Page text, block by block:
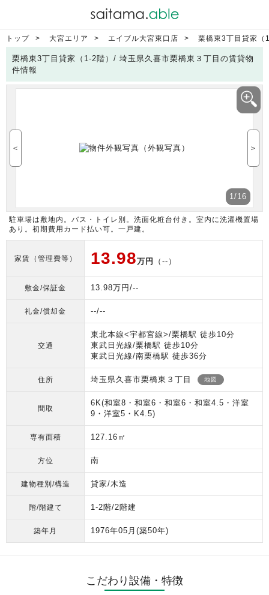
トップ 大宮エリア エイブル大宮東口店 栗橋東3丁目貸家（
栗橋東3丁目貸家（1-2階）/ 埼玉県久喜市栗橋東３丁目の賃貸物
件情報
1/16
＜ ＞
駐車場は敷地内。バス・トイレ別。洗面化粧台付き。室内に洗濯機置場
あり。初期費用カード払い可。一戸建。
家賃（管理費等） 13.98万円 （--）
敷金/保証金 13.98万円/--
礼金/償却金 --/--
交通
東北本線<宇都宮線>/栗橋駅 徒歩10分
東武日光線/栗橋駅 徒歩10分
東武日光線/南栗橋駅 徒歩36分
住所 埼玉県久喜市栗橋東３丁目 地図
間取
6K(和室8・和室6・和室6・和室4.5・洋室
9・洋室5・K4.5)
専有面積 127.16㎡
方位 南
建物種別/構造 貸家/木造
階/階建て 1-2階/2階建
築年月 1976年05月 (築50年)
こだわり設備・特徴